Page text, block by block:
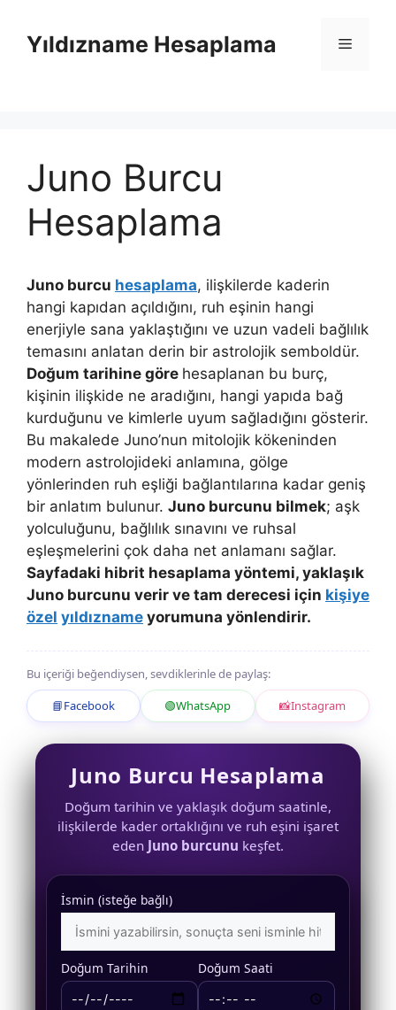
Yıldızname Hesaplama Menü
Juno Burcu
Hesaplama
Juno burcu hesaplama, ilişkilerde kaderin
hangi kapıdan açıldığını, ruh eşinin hangi
enerjiyle sana yaklaştığını ve uzun vadeli bağlılık
temasını anlatan derin bir astrolojik semboldür.
Doğum tarihine göre hesaplanan bu burç,
kişinin ilişkide ne aradığını, hangi yapıda bağ
kurduğunu ve kimlerle uyum sağladığını gösterir.
Bu makalede Juno’nun mitolojik kökeninden
modern astrolojideki anlamına, gölge
yönlerinden ruh eşliği bağlantılarına kadar geniş
bir anlatım bulunur. Juno burcunu bilmek; aşk
yolculuğunu, bağlılık sınavını ve ruhsal
eşleşmelerini çok daha net anlamanı sağlar.
Sayfadaki hibrit hesaplama yöntemi, yaklaşık
Juno burcunu verir ve tam derecesi için kişiye
özel yıldızname yorumuna yönlendirir.
Bu içeriği beğendiysen, sevdiklerinle de paylaş:
📘Facebook 🟢WhatsApp 📸Instagram
Juno Burcu Hesaplama
Doğum tarihin ve yaklaşık doğum saatinle,
ilişkilerde kader ortaklığını ve ruh eşini işaret
eden Juno burcunu keşfet.
İsmin (isteğe bağlı)
Doğum Tarihin Doğum Saati